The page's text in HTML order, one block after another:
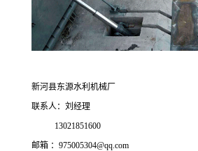
新河县东源水利机械厂
联系人：刘经理
13021851600
邮箱 ：975005304@qq.com